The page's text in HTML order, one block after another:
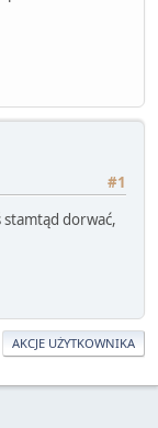
#1
stamtąd dorwać,
AKCJE UŻYTKOWNIKA